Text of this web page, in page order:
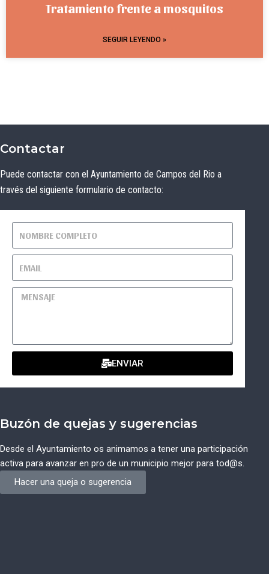
Tratamiento frente a mosquitos
SEGUIR LEYENDO »
Contactar
Puede contactar con el Ayuntamiento de Campos del Rio a
través del siguiente formulario de contacto:
ENVIAR
Buzón de quejas y sugerencias
Desde el Ayuntamiento os animamos a tener una participación
activa para avanzar en pro de un municipio mejor para tod@s.
Hacer una queja o sugerencia